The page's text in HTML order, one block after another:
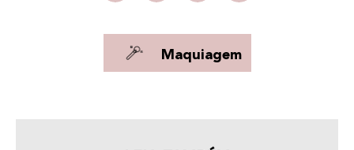
Maquiagem